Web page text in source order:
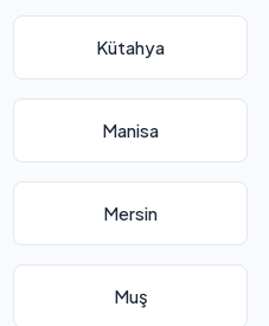
Kütahya
Manisa
Mersin
Muş